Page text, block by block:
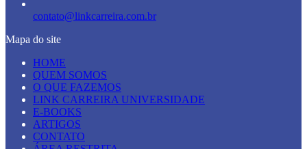
contato@linkcarreira.com.br
Mapa do site
HOME
QUEM SOMOS
O QUE FAZEMOS
LINK CARREIRA UNIVERSIDADE
E-BOOKS
ARTIGOS
CONTATO